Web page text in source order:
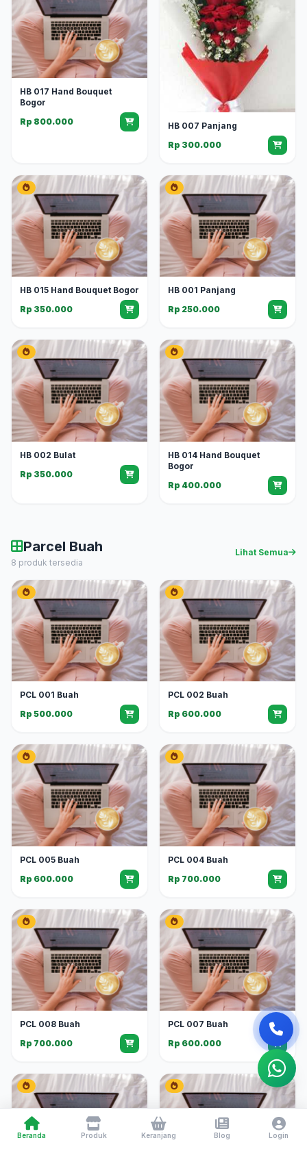
HB 017 Hand Bouquet
Bogor
Rp 800.000
HB 007 Panjang
Rp 300.000
HB 015 Hand Bouquet Bogor
Rp 350.000
HB 001 Panjang
Rp 250.000
HB 002 Bulat
Rp 350.000
HB 014 Hand Bouquet
Bogor
Rp 400.000
Parcel Buah
8 produk tersedia
Lihat Semua
PCL 001 Buah
Rp 500.000
PCL 002 Buah
Rp 600.000
PCL 005 Buah
Rp 600.000
PCL 004 Buah
Rp 700.000
PCL 008 Buah
Rp 700.000
PCL 007 Buah
Rp 600.000
Beranda Produk Keranjang Blog Login